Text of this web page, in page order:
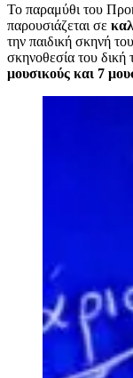
Το παραμύθι του
παρουσιάζεται σε
την παιδική σκηνή του
σκηνοθεσία του δική
μουσικούς και 7